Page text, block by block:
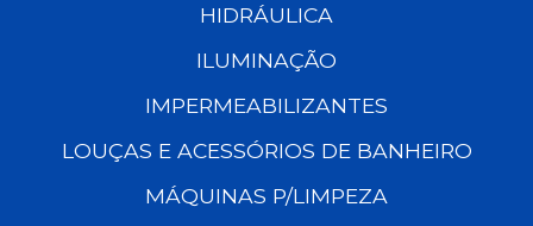
HIDRÁULICA
ILUMINAÇÃO
IMPERMEABILIZANTES
LOUÇAS E ACESSÓRIOS DE BANHEIRO
MÁQUINAS P/LIMPEZA